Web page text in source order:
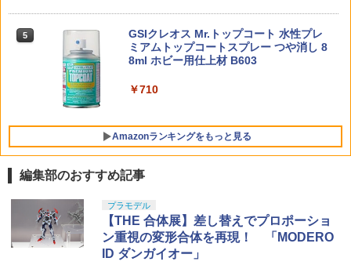
新車祝い プレゼント ギフト 誕生日 犬好
き 癒しグッズ 耐熱 無臭
2026年11月予約 ガチャ【惑星球体めじ
るしチャーム2 コンプリート 6種セット
SOTAC Arisaka タイプ M-LOK インラ
イン スカウトライトマウント SF M300
￥1,300
￥1,650
TAMASHII NATIONS S.H.フィギュアー
装済み可動フィギュア
￥9,000
BANDAI SPIRITS(バンダイスピリッツ)
分け済みプラモデル
動
￥2,666
5
GSIクレオス Mr.トップコート 水性プレ
ミアムトップコートスプレー つや消し 8
8ml ホビー用仕上材 B603
￥710
Amazonランキングをもっと見る
編集部のおすすめ記事
プラモデル
【THE 合体展】差し替えでプロポーショ
ン重視の変形合体を再現！ 「MODERO
ID ダンガイオー」